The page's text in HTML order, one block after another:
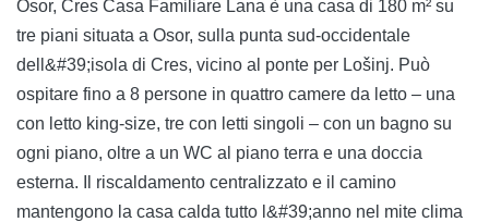
Osor, Cres Casa Familiare Lana è una casa di 180 m² su
tre piani situata a Osor, sulla punta sud-occidentale
dell&#39;isola di Cres, vicino al ponte per Lošinj. Può
ospitare fino a 8 persone in quattro camere da letto – una
con letto king-size, tre con letti singoli – con un bagno su
ogni piano, oltre a un WC al piano terra e una doccia
esterna. Il riscaldamento centralizzato e il camino
mantengono la casa calda tutto l&#39;anno nel mite clima